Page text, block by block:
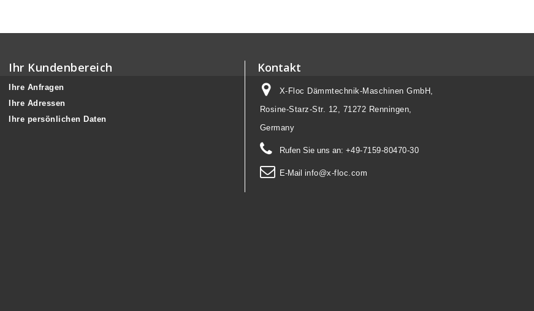
Ihr Kundenbereich
Ihre Anfragen
Ihre Adressen
Ihre persönlichen Daten
Kontakt
X-Floc Dämmtechnik-Maschinen GmbH,
Rosine-Starz-Str. 12, 71272 Renningen,
Germany
Rufen Sie uns an: +49-7159-80470-30
E-Mail info@x-floc.com